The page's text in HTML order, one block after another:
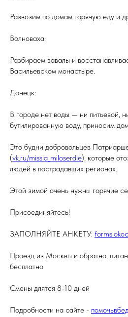
Развозим по домам горячую еду и
Волноваха:
Разбираем завалы и
Васильевском монастыре.
Донецк:
В городе нет воды — ни питьевой,
бутилированную воду, приносим
Это будни добровольцев
(vk.ru/missia_miloserdie), которые
людей в пострадавших регионах.
Этой зимой очень нужны горячие
Присоединяйтесь!
ЗАПОЛНЯЙТЕ АНКЕТУ:
Проезд из Москвы и обратно,
бесплатно
Смены длятся 8-10 дней
Подробности на сайте -